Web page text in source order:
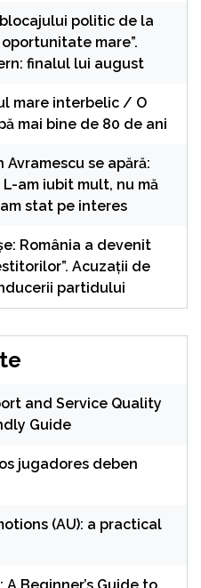
politic de la
mare”.
finalul lui august
mare interbelic / O
mai bine de 80 de ani
Avramescu se apără:
am iubit mult, nu mă
stat pe interes
România a devenit
Acuzații de
partidului
and Service Quality
Guide
jugadores deben
(AU): a practical